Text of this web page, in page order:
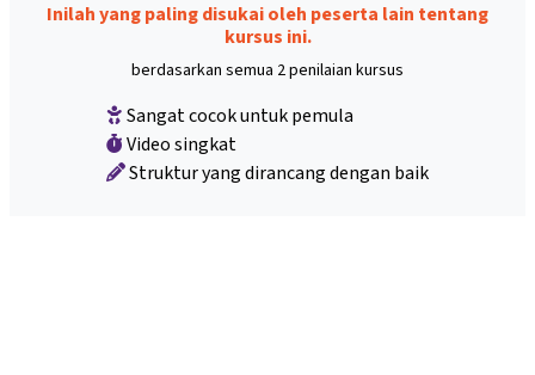
Inilah yang paling disukai oleh peserta lain tentang
kursus ini.
berdasarkan semua 2 penilaian kursus
Sangat cocok untuk pemula
Video singkat
Struktur yang dirancang dengan baik